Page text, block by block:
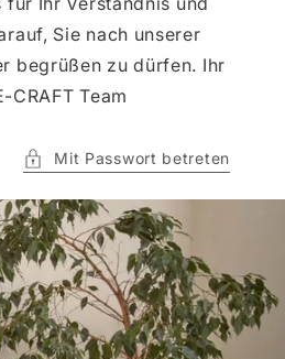
Sie nach unserer
begrüßen zu dürfen. Ihr
CRAFT Team
Mit Passwort betreten